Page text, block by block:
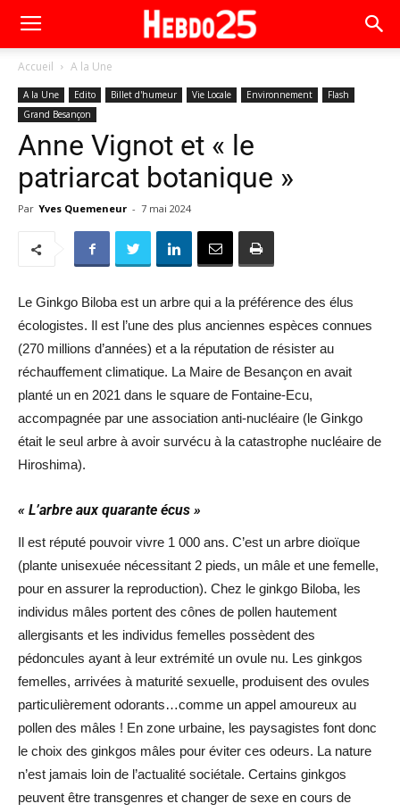
Accueil A la Une
A la Une Edito Billet d'humeur Vie Locale Environnement
Flash
Grand Besançon
Anne Vignot et « le
patriarcat botanique »
Par Yves Quemeneur - 7 mai 2024
Le Ginkgo Biloba est un arbre qui a la préférence des élus
écologistes. Il est l’une des plus anciennes espèces connues
(270 millions d’années) et a la réputation de résister au
réchauffement climatique. La Maire de Besançon en avait
planté un en 2021 dans le square de Fontaine-Ecu,
accompagnée par une association anti-nucléaire (le Ginkgo
était le seul arbre à avoir survécu à la catastrophe nucléaire de
Hiroshima).
« L’arbre aux quarante écus »
Il est réputé pouvoir vivre 1 000 ans. C’est un arbre dioïque
(plante unisexuée nécessitant 2 pieds, un mâle et une femelle,
pour en assurer la reproduction). Chez le ginkgo Biloba, les
individus mâles portent des cônes de pollen hautement
allergisants et les individus femelles possèdent des
pédoncules ayant à leur extrémité un ovule nu. Les ginkgos
femelles, arrivées à maturité sexuelle, produisent des ovules
particulièrement odorants…comme un appel amoureux au
pollen des mâles ! En zone urbaine, les paysagistes font donc
le choix des ginkgos mâles pour éviter ces odeurs. La nature
n’est jamais loin de l’actualité sociétale. Certains ginkgos
peuvent être transgenres et changer de sexe en cours de